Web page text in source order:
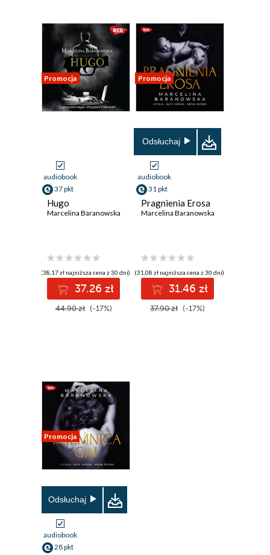
Promocja
audiobook
37 pkt
Hugo
Marcelina Baranowska
(38,17 zł najniższa cena z 30 dni)
37.26 zł
44.90 zł (-17%)
Promocja
Odsłuchaj
audiobook
31 pkt
Pragnienia Erosa
Marcelina Baranowska
(31,08 zł najniższa cena z 30 dni)
31.46 zł
37.90 zł (-17%)
Promocja
Odsłuchaj
audiobook
28 pkt